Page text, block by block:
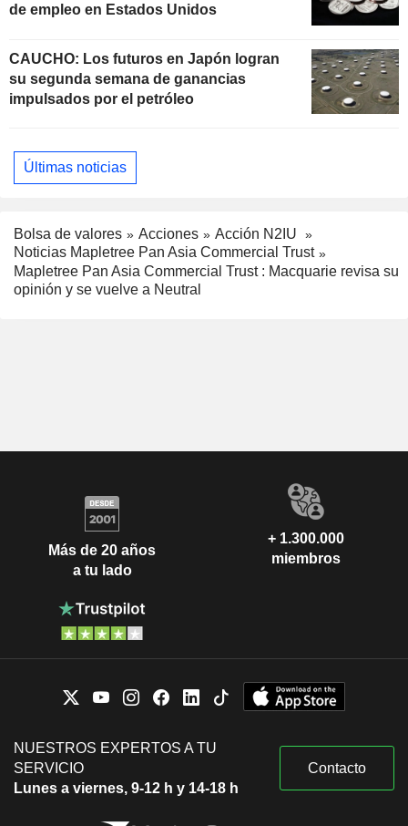
de empleo en Estados Unidos
CAUCHO: Los futuros en Japón logran
su segunda semana de ganancias
impulsados por el petróleo
Últimas noticias
Bolsa de valores Acciones
Acción N2IU
Noticias Mapletree Pan Asia Commercial Trust
Mapletree Pan Asia Commercial Trust : Macquarie revisa su
opinión y se vuelve a Neutral
Más de 20 años
a tu lado
+ 1.300.000
miembros
NUESTROS EXPERTOS A TU
SERVICIO
Lunes a viernes, 9-12 h y 14-18 h
Contacto